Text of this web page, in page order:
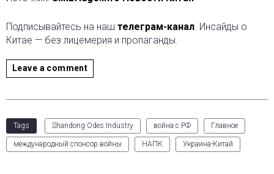
Подписывайтесь на наш телеграм-канал . Инсайды о
Китае — без лицемерия и пропаганды.
Leave a comment
Tags Shandong Odes Industry война с РФ Главное
международный спонсор войны НАПК Украина-Китай